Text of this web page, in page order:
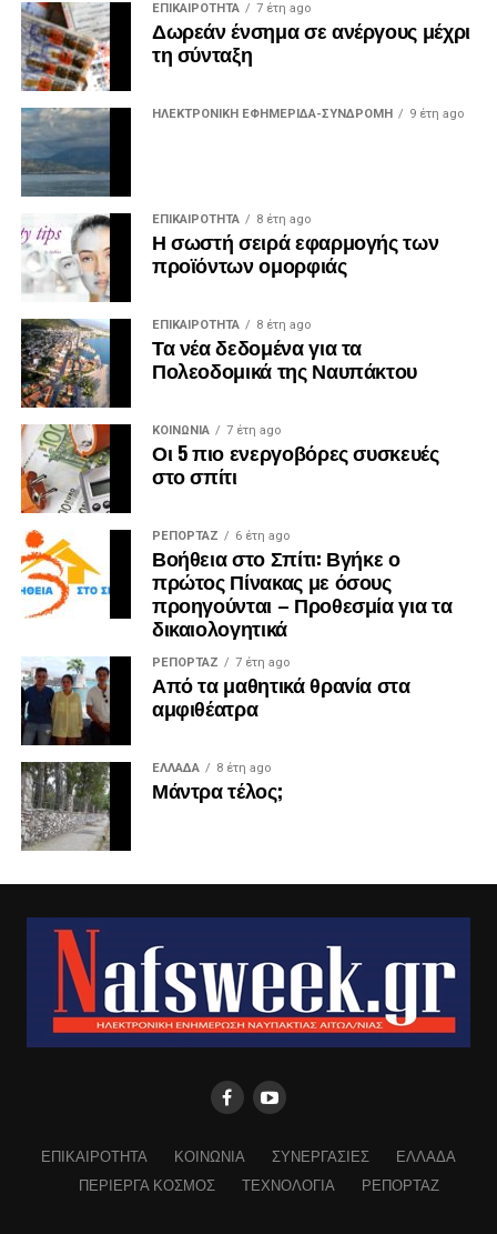
ΕΠΙΚΑΙΡΟΤΗΤΑ 7 έτη ago
Δωρεάν ένσημα σε ανέργους μέχρι
τη σύνταξη
ΗΛΕΚΤΡΟΝΙΚΗ ΕΦΗΜΕΡΙΔΑ-ΣΥΝΔΡΟΜΗ 9 έτη ago
ΕΠΙΚΑΙΡΟΤΗΤΑ 8 έτη ago
Η σωστή σειρά εφαρμογής των
προϊόντων ομορφιάς
ΕΠΙΚΑΙΡΟΤΗΤΑ 8 έτη ago
Τα νέα δεδομένα για τα
Πολεοδομικά της Ναυπάκτου
ΚΟΙΝΩΝΙΑ 7 έτη ago
Οι 5 πιο ενεργοβόρες συσκευές
στο σπίτι
ΡΕΠΟΡΤΑΖ 6 έτη ago
Βοήθεια στο Σπίτι: Βγήκε ο
πρώτος Πίνακας με όσους
προηγούνται – Προθεσμία για τα
δικαιολογητικά
ΡΕΠΟΡΤΑΖ 7 έτη ago
Από τα μαθητικά θρανία στα
αμφιθέατρα
ΕΛΛΑΔΑ 8 έτη ago
Μάντρα τέλος;
ΕΠΙΚΑΙΡΟΤΗΤΑ ΚΟΙΝΩΝΙΑ ΣΥΝΕΡΓΑΣΙΕΣ
ΕΛΛΑΔΑ
ΠΕΡΙΕΡΓΑ ΚΟΣΜΟΣ
ΤΕΧΝΟΛΟΓΙΑ ΡΕΠΟΡΤΑΖ